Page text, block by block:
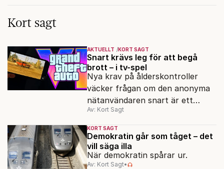
Kort sagt
AKTUELLT KORT SAGT
Snart krävs leg för att begå
brott – i tv-spel
Nya krav på ålderskontroller
väcker frågan om den anonyma
nätanvändaren snart är ett
minne blott.
Av: Kort Sagt
KORT SAGT
Demokratin går som tåget – det
vill säga illa
När demokratin spårar ur.
Av: Kort Sagt•